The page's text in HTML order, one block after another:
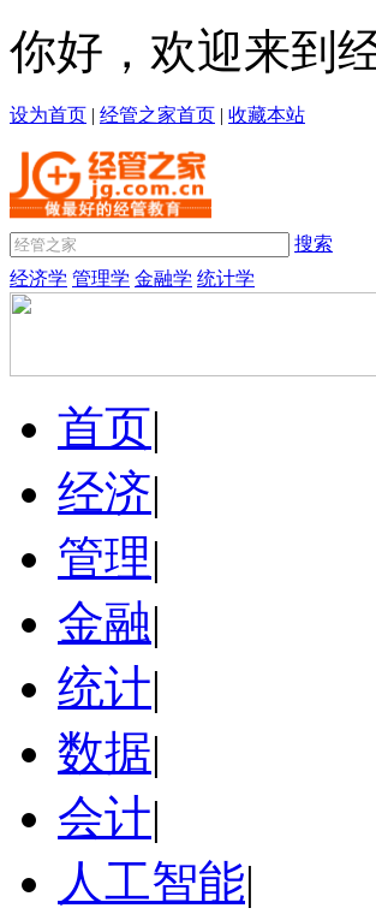
你好，欢迎来到
设为首页 | 经管之家首页 | 收藏本站
搜索
经济学 管理学 金融学 统计学
首页|
经济|
管理|
金融|
统计|
数据|
会计|
人工智能|